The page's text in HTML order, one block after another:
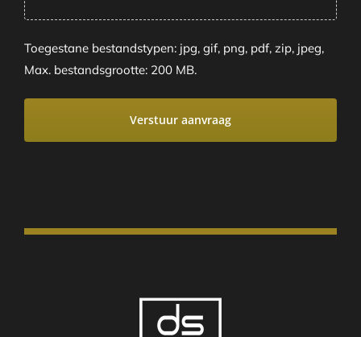
Toegestane bestandstypen: jpg, gif, png, pdf, zip, jpeg,
Max. bestandsgrootte: 200 MB.